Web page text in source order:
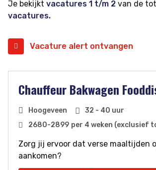
Je bekijkt vacatures 1 t/m 2 van de
vacatures.
Vacature alert ontvangen
Chauffeur Bakwagen
Hoogeveen
32 - 40 uur
2680-2899 per 4 weken (exclusief
Zorg jij ervoor dat verse maaltijden
aankomen?